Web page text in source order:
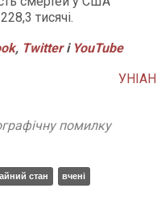
тисячі.
, Twitterі YouTube
УНІАН
помилку
стан
вчені